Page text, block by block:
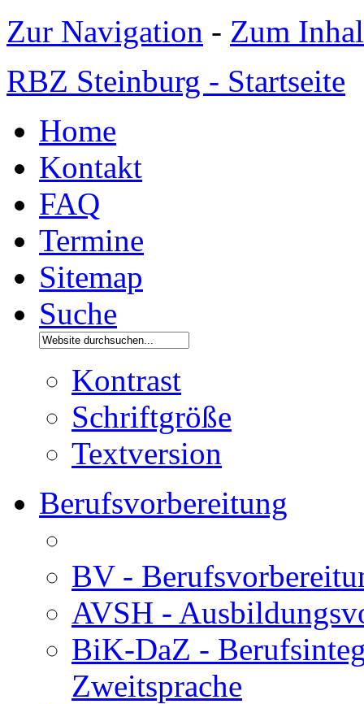
Zur Navigation - Zum
RBZ Steinburg - Startseite
Home
Kontakt
FAQ
Termine
Sitemap
Suche
Kontrast
Schriftgröße
Textversion
Berufsvorbereitung
BV -
AVSH -
BiK-DaZ -
Zweitsprache